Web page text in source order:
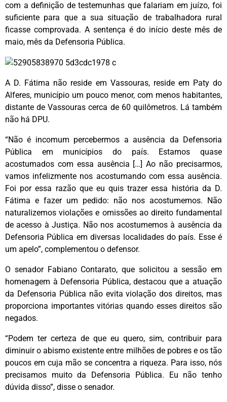
com a definição de testemunhas que falariam em juízo, foi
suficiente para que a sua situação de trabalhadora rural
ficasse comprovada. A sentença é do início deste mês de
maio, mês da Defensoria Pública.
A D. Fátima não reside em Vassouras, reside em Paty do
Alferes, município um pouco menor, com menos habitantes,
distante de Vassouras cerca de 60 quilômetros. Lá também
não há DPU.
“Não é incomum percebermos a ausência da Defensoria
Pública em municípios do país. Estamos quase
acostumados com essa ausência […] Ao não precisarmos,
vamos infelizmente nos acostumando com essa ausência.
Foi por essa razão que eu quis trazer essa história da D.
Fátima e fazer um pedido: não nos acostumemos. Não
naturalizemos violações e omissões ao direito fundamental
de acesso à Justiça. Não nos acostumemos à ausência da
Defensoria Pública em diversas localidades do país. Esse é
um apelo”, complementou o defensor.
O senador Fabiano Contarato, que solicitou a sessão em
homenagem à Defensoria Pública, destacou que a atuação
da Defensoria Pública não evita violação dos direitos, mas
proporciona importantes vitórias quando esses direitos são
negados.
“Podem ter certeza de que eu quero, sim, contribuir para
diminuir o abismo existente entre milhões de pobres e os tão
poucos em cuja mão se concentra a riqueza. Para isso, nós
precisamos muito da Defensoria Pública. Eu não tenho
dúvida disso”, disse o senador.